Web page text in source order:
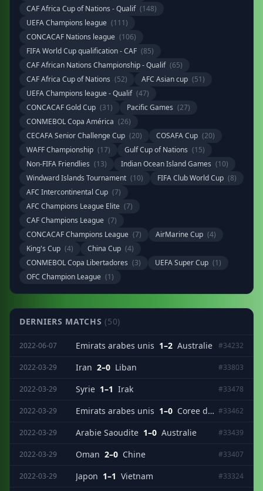
CAF Africa Cup of Nations - Qualif (148)
UEFA Champions league (111)
CONCACAF Nations league (106)
FIFA World Cup qualification - CAF (85)
CAF African Nations Championship - Qualif (65)
CAF Africa Cup of Nations (52) AFC Asian cup (51)
UEFA Champions league - Qualif (47)
CONCACAF Gold Cup (31) Pacific Games (27)
CONMEBOL Copa América (26)
CECAFA Senior Challenge Cup (20) COSAFA Cup (20)
WAFF Championship (17) Gulf Cup of Nations (15)
Non-FIFA Friendlies (13) Indian Ocean Island Games (10)
Windward Islands Tournament (10) FIFA Club World Cup (8)
AFC Intercontinental Cup (7)
AFC Champions League Elite (7)
CAF Champions League (7)
CONCACAF Champions League (7) AirMarine Cup (4)
King's Cup (4) China Cup (4)
CONMEBOL Copa Libertadores (3) UEFA Super Cup (1)
OFC Champion League (1)
DERNIERS MATCHS(50)
2022-06-07 Emirats arabes unis 1–2 Australie #34232
2022-03-29 Iran 2–0 Liban #33803
2022-03-29 Syrie 1–1 Irak #33478
2022-03-29 Emirats arabes unis 1–0 Coree du Sud #33462
2022-03-29 Arabie Saoudite 1–0 Australie #33439
2022-03-29 Oman 2–0 Chine #33407
2022-03-29 Japon 1–1 Vietnam #33324